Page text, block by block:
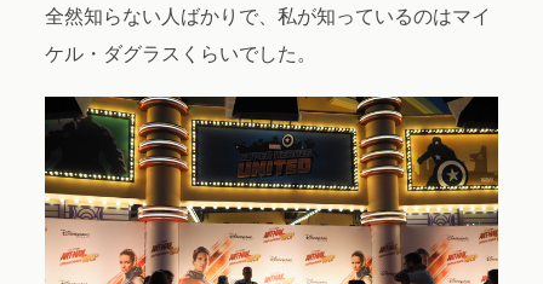
全然知らない人ばかりで、私が知っているのはマイ
ケル・ダグラスくらいでした。